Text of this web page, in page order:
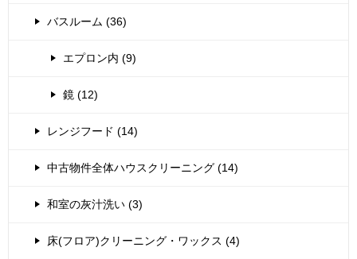
バスルーム (36)
エプロン内 (9)
鏡 (12)
レンジフード (14)
中古物件全体ハウスクリーニング (14)
和室の灰汁洗い (3)
床(フロア)クリーニング・ワックス (4)